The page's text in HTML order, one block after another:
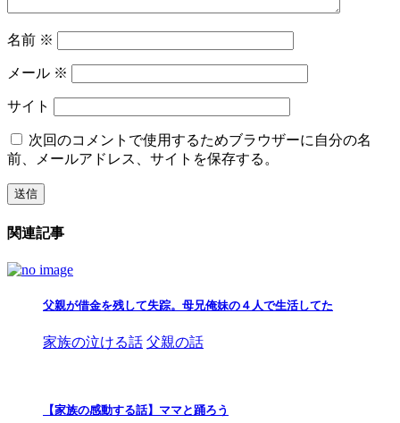
名前 ※
メール ※
サイト
次回のコメントで使用するためブラウザーに自分の名
前、メールアドレス、サイトを保存する。
関連記事
父親が借金を残して失踪。母兄俺妹の４人で生活してた
家族の泣ける話 父親の話
【家族の感動する話】ママと踊ろう